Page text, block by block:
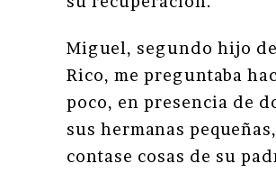
Miguel, segundo hijo
Rico, me preguntaba
poco, en presencia de
sus hermanas
contase cosas de su